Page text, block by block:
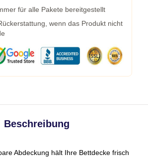
für alle Pakete bereitgestellt
wenn das Produkt nicht
Beschreibung
Abdeckung hält Ihre Bettdecke frisch